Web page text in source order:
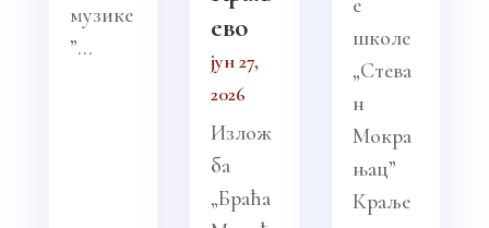
музике
”...
ево
јун 27,
2026
Излож
ба
„Браћа
школе
„Стева
н
Мокра
њац”
Краље